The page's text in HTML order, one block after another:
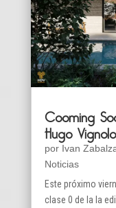
Cooming
Hugo Vignolo
por Ivan
Noticias
Este próximo
clase 0 de la la